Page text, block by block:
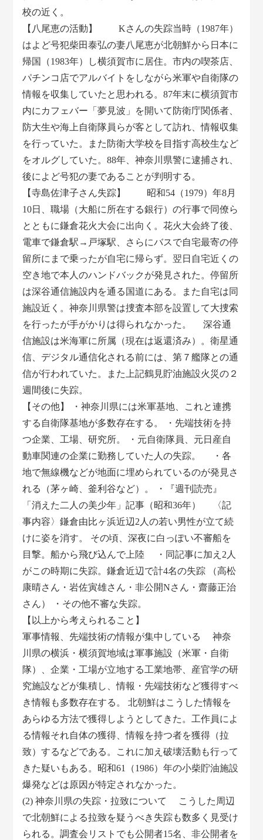
校の近く。
【八尾恵の活動】 Kさんの失踪当時（1987年）
はよど号犯柴田泰弘の妻八尾恵が北朝鮮から日本に
帰国（1983年）し横須賀市に居住。市内の喫茶店、
パチンコ店でアルバイトをしながら米軍や自衛隊の
情報を収集していたと思われる。87年末に横須賀市
内にカフェバー「夢見波」を開いて防衛庁関係者、
防大生や海上自衛隊員らが客として訪れ、情報収集
を行っていた。また防衛大学校を目指す高校生など
をオルグしていた。88年、神奈川県警に逮捕され、
後によど号犯の妻であることが判明する。
【寺島佐津子さん失踪】 昭和54（1979）年8月
10日、職場（大船に所在する銀行）の行事で同僚ら
とともに鎌倉花火大会に出向く。花火大会終了後、
電車で鎌倉駅→戸塚駅、さらにバスで自宅最寄の停
留所にまで乗ったが自宅に帰らず。翌日自宅近くの
空き地で本人のハンドバックが発見された。停留所
は深谷通信施設内を通る国道にある。また自宅は同
施設近く。神奈川県警は捜査本部を設置して大捜索
を行ったが手がかりは得られなかった。 深谷通
信施設は米海軍に所属（現在は返還済み）。衛星通
信、デジタル通信化される前には、第７艦隊との通
信が行われていた。また上記鶴見貯油施設火災の２
週間後に失踪。
【その他】 ・神奈川県には米軍基地、これと連携
する自衛隊基地が多数存在する。 ・先端技術を持
つ企業、工場、研究所。 ・元自衛隊員、元日産自
動車関連の企業に勤務していた人の失踪。 ・各
地で無線機などが地面に埋められているのが発見さ
れる（茅ヶ崎、釜利谷など）。 ・『週刊読売』
「消えた二人の美少年」記事（昭和36年） 〈記
事内容〉鎌倉由比ヶ浜近辺2人の若い男性が立て続
けに姿を消す。 その頃、深夜に白っぽい不審船を
目撃。船から飛び込んで上陸 ・同記事に加え2人
がこの時期に失踪。鎌倉近辺で計4名の失踪 （高松
康晴さん・岩佐寅雄さん・非公開Nさん・齋藤正治
さん） ・その他不審な失踪。
【以上から考えられること】
軍事情報、先端技術の情報が集中している 神奈
川県の横浜・横須賀地域は軍事施設（米軍・自衛
隊）、企業・工場が立地する工業地帯、産官学の研
究施設などが集積し、情報・先端技術など獲得すべ
き情報も多数存在する。 北朝鮮はこうした情報を
あらゆる方法で獲得しようとしてきた。工作員によ
る情報それ自体の獲得、情報を持つ者を獲得（拉
致）するなどである。これに加え破壊活動も行って
きた疑いもある。昭和61（1986）年の小柴貯油施設
爆発などは原因が特定されなかった。
(2) 神奈川県の失踪・拉致について こうした周辺
で北朝鮮による拉致を疑うべき失踪も数多く見受け
られる。調査会リストでも公開者15名、非公開者を